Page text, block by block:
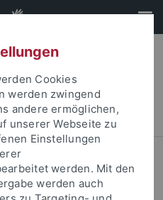
Cookies
werden zwingend
andere ermöglichen,
unserer Webseite zu
Einstellungen
werden. Mit den
werden auch